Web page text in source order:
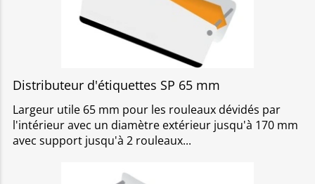
Distributeur d'étiquettes SP 65 mm
Largeur utile 65 mm pour les rouleaux dévidés par
l'intérieur avec un diamètre extérieur jusqu'à 170 mm
avec support jusqu'à 2 rouleaux